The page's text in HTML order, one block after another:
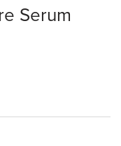
Serum